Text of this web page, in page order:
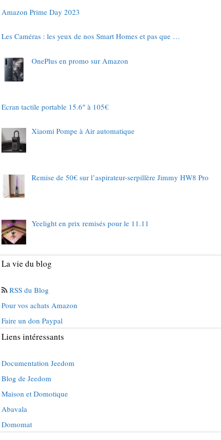
Amazon Prime Day 2023
Les Caméras : les yeux de nos Smart Homes et pas que …
OnePlus en promo sur Amazon
Ecran tactile portable 15.6″ à 105€
Xiaomi Pompe à Air automatique
Remise de 50€ sur l’aspirateur-serpillère Jimmy HW8 Pro
Yeelight en prix remisés pour le 11.11
La vie du blog
RSS du Blog
Pour vos achats Amazon
Faire un don Paypal
Liens intéressants
Documentation Jeedom
Blog de Jeedom
Maison et Domotique
Abavala
Domomat